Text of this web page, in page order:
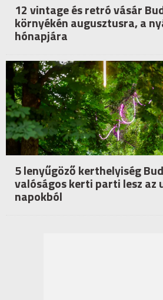
12 vintage és retró vásár
környékén augusztusra, a
hónapjára
5 lenyűgöző kerthelyiség
valóságos kerti parti lesz az
napokból